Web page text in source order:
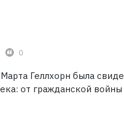
0
Геллхорн была
от гражданской войны